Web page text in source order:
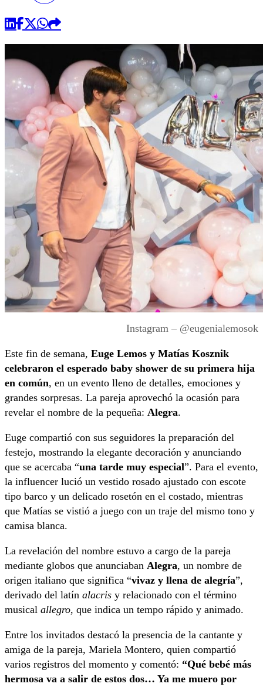
Instagram – @eugenialemosok
Este fin de semana, Euge Lemos y Matías Kosznik
celebraron el esperado baby shower de su primera hija
en común, en un evento lleno de detalles, emociones y
grandes sorpresas. La pareja aprovechó la ocasión para
revelar el nombre de la pequeña: Alegra.
Euge compartió con sus seguidores la preparación del
festejo, mostrando la elegante decoración y anunciando
que se acercaba “una tarde muy especial”. Para el evento,
la influencer lució un vestido rosado ajustado con escote
tipo barco y un delicado rosetón en el costado, mientras
que Matías se vistió a juego con un traje del mismo tono y
camisa blanca.
La revelación del nombre estuvo a cargo de la pareja
mediante globos que anunciaban Alegra, un nombre de
origen italiano que significa “vivaz y llena de alegría”,
derivado del latín alacris y relacionado con el término
musical allegro, que indica un tempo rápido y animado.
Entre los invitados destacó la presencia de la cantante y
amiga de la pareja, Mariela Montero, quien compartió
varios registros del momento y comentó: “Qué bebé más
hermosa va a salir de estos dos… Ya me muero por